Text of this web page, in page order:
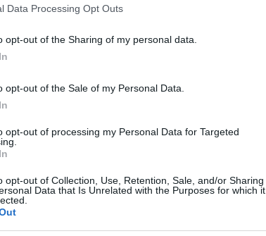
Data Processing Opt Outs
opt-out of the Sharing of my personal data.
opt-out of the Sale of my Personal Data.
opt-out of processing my Personal Data for Targeted
opt-out of Collection, Use, Retention, Sale, and/or Sharing
Data that Is Unrelated with the Purposes for which it